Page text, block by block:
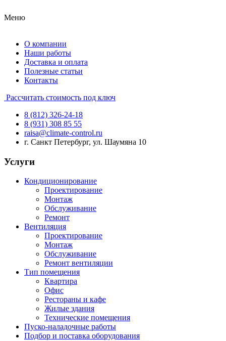
Меню
О компании
Наши работы
Доставка и оплата
Полезные статьи
Контакты
Рассчитать стоимость под ключ
8 (812) 326-24-18
8 (931) 308 85 55
raisa@climate-control.ru
г. Санкт Петербург, ул. Шаумяна 10
Услуги
Кондиционирование
Проектирование
Монтаж
Обслуживание
Ремонт
Вентиляция
Проектирование
Монтаж
Обслуживание
Ремонт вентиляции
Тип помещения
Квартира
Офис
Рестораны и кафе
Жилые здания
Технические помещения
Пуско-наладочные работы
Подбор и поставка оборудования